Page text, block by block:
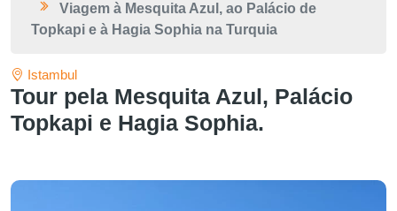
Viagem à Mesquita Azul, ao Palácio de
Topkapi e à Hagia Sophia na Turquia
Istambul
Tour pela Mesquita Azul, Palácio
Topkapi e Hagia Sophia.